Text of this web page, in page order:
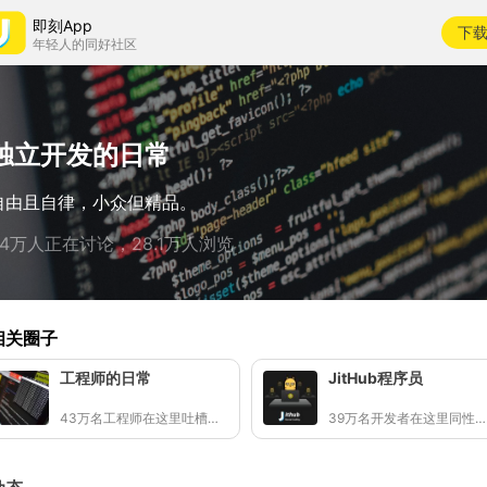
即刻App
年轻人的同好社区
下载
立开发的日常
由且自律，小众但精品。
万人正在讨论，28.1万人浏览
关圈子
工程师的日常
43万名工程师在这里吐槽和自嘲
JitHub程序员
39万名开发者在这里同性交友